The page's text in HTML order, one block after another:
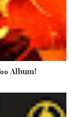
Album!